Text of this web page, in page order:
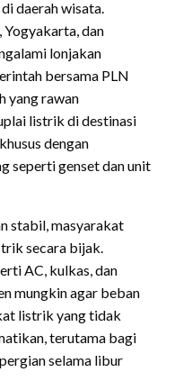
daerah wisata.
dan
lonjakan
bersama PLN
yang rawan
listrik di destinasi
dengan
seperti genset dan unit
stabil, masyarakat
secara bijak.
AC, kulkas, dan
mungkin agar beban
listrik yang tidak
terutama bagi
selama libur